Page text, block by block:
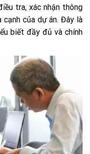
tra, xác nhận thông
của dự án. Đây là
biết đầy đủ và chính